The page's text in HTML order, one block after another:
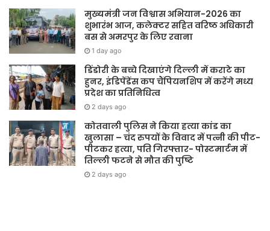
मुख्यमंत्री जन विश्वास अभियान-2026 का
शुभारंभ आज, कलेक्टर सहित वरिष्ठ अधिकारी
बस से अमरपुर के लिए रवाना
1 day ago
डिंडोरी के बच्चे दिखाएंगे दिल्ली में कराटे का
हुनर, इंडिपेंडेंस कप चैंपियनशिप में करेंगे मध्य
प्रदेश का प्रतिनिधित्व
2 days ago
कोतवाली पुलिस ने किया हत्या कांड का
खुलासा – चंद रुपयों के विवाद में पत्नी की पीट-
पीटकर हत्या, पति गिरफ्तार- पोस्टमार्टम में
तिल्ली फटने से मौत की पुष्टि
2 days ago